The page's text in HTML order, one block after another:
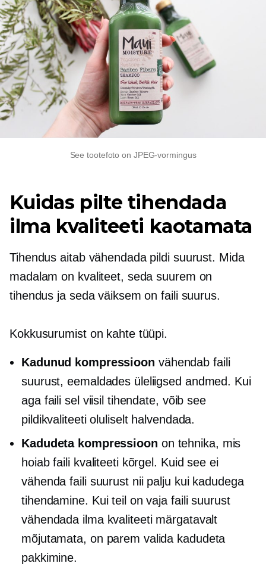
See tootefoto on JPEG-vormingus
Kuidas pilte tihendada
ilma kvaliteeti kaotamata
Tihendus aitab vähendada pildi suurust. Mida
madalam on kvaliteet, seda suurem on
tihendus ja seda väiksem on faili suurus.
Kokkusurumist on kahte tüüpi.
Kadunud kompressioon vähendab faili
suurust, eemaldades üleliigsed andmed. Kui
aga faili sel viisil tihendate, võib see
pildikvaliteeti oluliselt halvendada.
Kadudeta kompressioon on tehnika, mis
hoiab faili kvaliteeti kõrgel. Kuid see ei
vähenda faili suurust nii palju kui kadudega
tihendamine. Kui teil on vaja faili suurust
vähendada ilma kvaliteeti märgatavalt
mõjutamata, on parem valida kadudeta
pakkimine.